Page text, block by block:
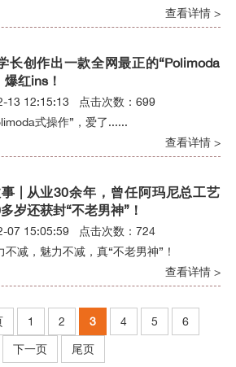
查看详情 >
长创作出一款全网最正的“Polimoda
爆红ins！
13 12:15:13 点击次数：699
式操作”，爱了......
查看详情 >
| 从业30余年，曾任阿玛尼总工艺
岁还获封“不老男神”！
07 15:05:59 点击次数：724
不减，魅力不减，真“不老男神”！
查看详情 >
1 2 3 4 5
6
下一页
尾页